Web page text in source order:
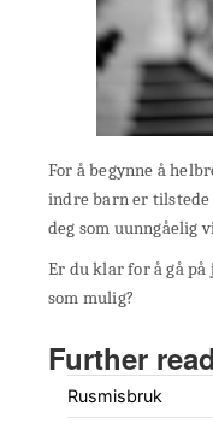
For å begynne å
indre barn er tilstede
deg som uunngåelig
Er du klar for å gå på
som mulig?
Further
Rusmisbruk